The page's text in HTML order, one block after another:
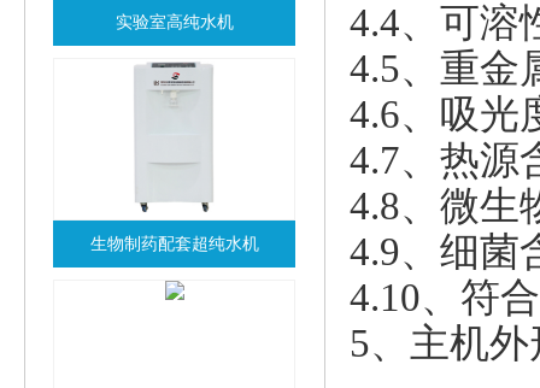
实验室高纯水机
查看详情
生物制药配套超纯水机
查看详情
4.4、可溶
4.5、重金
4.6、吸光
4.7、热源
4.8、微生
4.9、细菌
4.10、符
5、主机外